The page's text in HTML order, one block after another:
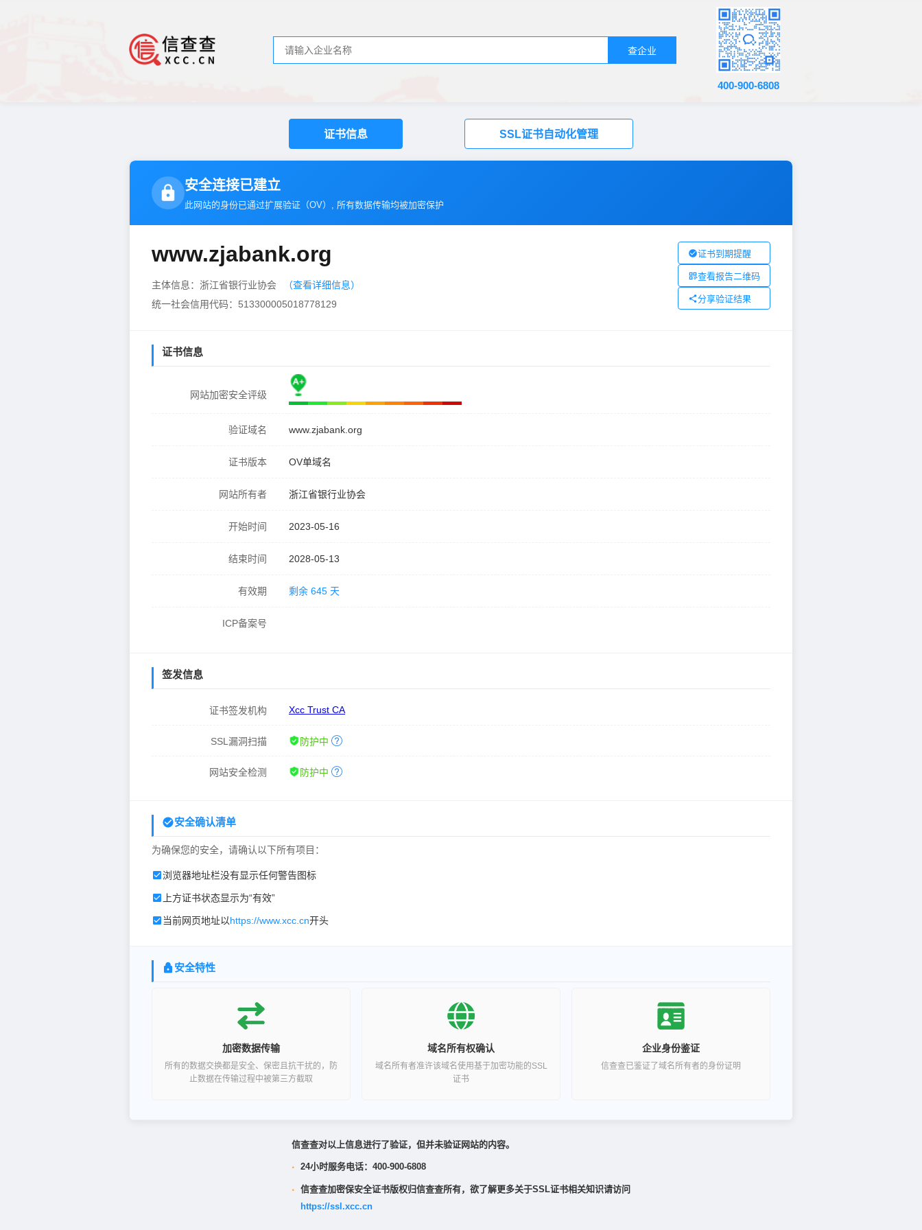
查企业
400-900-6808
证书信息 SSL证书自动化管理
安全连接已建立
此网站的身份已通过扩展验证（OV）, 所有数据传输均被加密保护
www.zjabank.org
主体信息：浙江省银行业协会
（查看详细信息）
统一社会信用代码：513300005018778129
证书到期提醒
查看报告二维码
分享验证结果
证书信息
网站加密安全评级
验证域名 www.zjabank.org
证书版本 OV单域名
网站所有者 浙江省银行业协会
开始时间 2023-05-16
结束时间 2028-05-13
有效期 剩余 645 天
ICP备案号
签发信息
证书签发机构 Xcc Trust CA
SSL漏洞扫描 防护中
网站安全检测 防护中
安全确认清单
为确保您的安全，请确认以下所有项目：
浏览器地址栏没有显示任何警告图标
上方证书状态显示为“有效”
当前网页地址以https://www.xcc.cn开头
安全特性
加密数据传输
所有的数据交换都是安全、保密且抗干扰的，防
止数据在传输过程中被第三方截取
域名所有权确认
域名所有者准许该域名使用基于加密功能的SSL
证书
企业身份鉴证
信查查已鉴证了域名所有者的身份证明
信查查对以上信息进行了验证，但并未验证网站的内容。
· 24小时服务电话：400-900-6808
· 信查查加密保安全证书版权归信查查所有，欲了解更多关于SSL证书相关知识请访问
https://ssl.xcc.cn